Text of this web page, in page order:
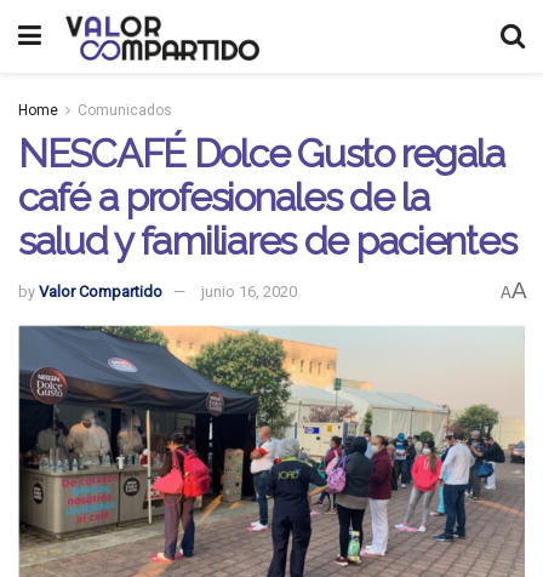
Home Comunicados
NESCAFÉ Dolce Gusto regala
café a profesionales de la
salud y familiares de pacientes
by Valor Compartido junio 16, 2020 AA